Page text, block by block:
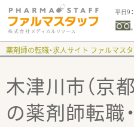
平日9
薬剤師の転職・求人サイト ファルマス
木津川市（京
の薬剤師転職